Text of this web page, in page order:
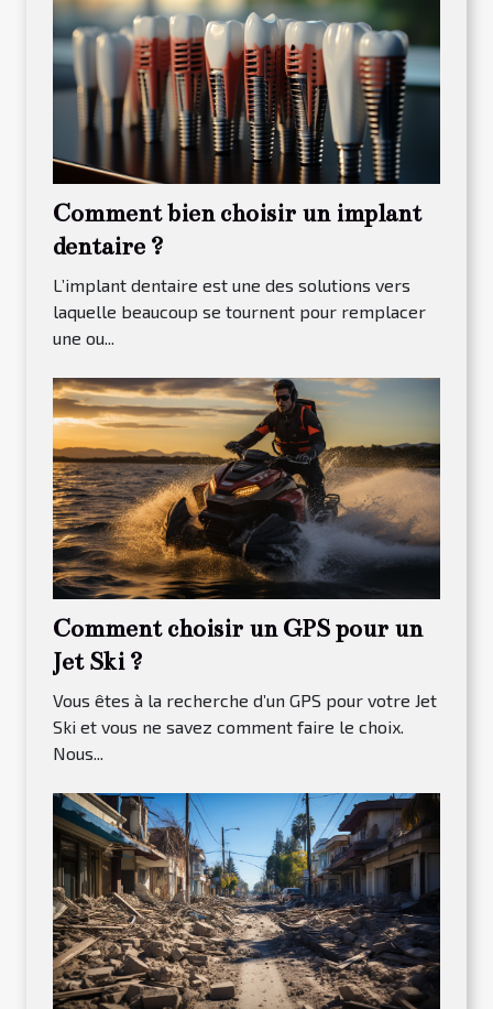
Comment bien choisir un implant
dentaire ?
L’implant dentaire est une des solutions vers
laquelle beaucoup se tournent pour remplacer
une ou...
Comment choisir un GPS pour un
Jet Ski ?
Vous êtes à la recherche d’un GPS pour votre Jet
Ski et vous ne savez comment faire le choix.
Nous...